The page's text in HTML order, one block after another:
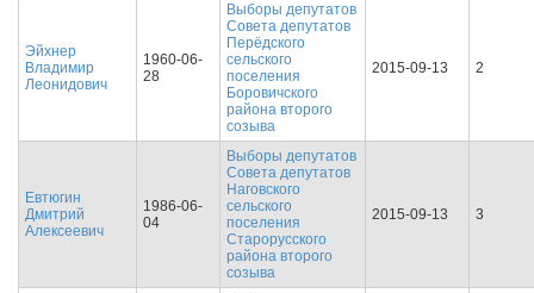
Эйхнер
Владимир
Леонидович
1960-06-
28
Выборы депутатов
Совета депутатов
Перёдского
сельского
поселения
Боровичского
района второго
созыва
2015-09-13 2
Евтюгин
Дмитрий
Алексеевич
1986-06-
04
Выборы депутатов
Совета депутатов
Наговского
сельского
поселения
Старорусского
района второго
созыва
2015-09-13 3